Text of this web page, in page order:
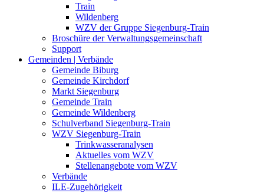
Train
Wildenberg
WZV der Gruppe Siegenburg-Train
Broschüre der Verwaltungsgemeinschaft
Support
Gemeinden | Verbände
Gemeinde Biburg
Gemeinde Kirchdorf
Markt Siegenburg
Gemeinde Train
Gemeinde Wildenberg
Schulverband Siegenburg-Train
WZV Siegenburg-Train
Trinkwasseranalysen
Aktuelles vom WZV
Stellenangebote vom WZV
Verbände
ILE-Zugehörigkeit